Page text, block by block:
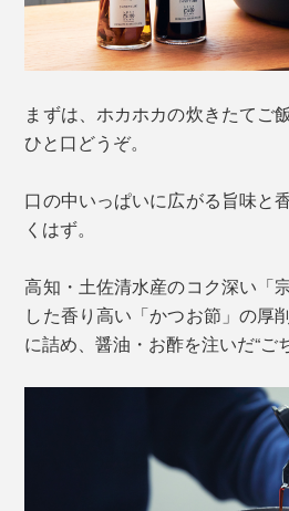
まずは、ホカホカの炊きたてご
ひと口どうぞ。
口の中いっぱいに広がる旨味と
くはず。
高知・土佐清水産のコク深い「
した香り高い「かつお節」の厚
に詰め、醤油・お酢を注いだ“ご